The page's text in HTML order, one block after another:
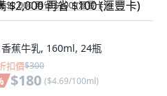
$2,000 再省 $100 (滙豐卡)
蕉牛乳, 160ml, 24瓶
扣價$300
$180 ($4.69/100ml)